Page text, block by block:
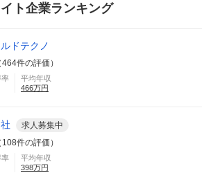
ト企業ランキング
ドテクノ
464件の評価）
率
平均年収
466万円
求人募集中
108件の評価）
率
平均年収
398万円